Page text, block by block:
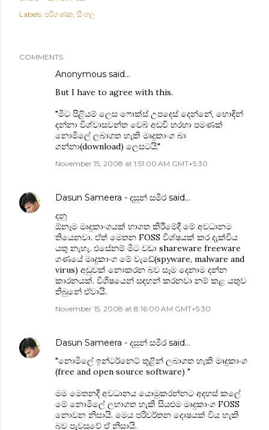
Labels: පරිගණක සිංහල
COMMENTS
Anonymous said…
But I have to agree with this.
"මීට පිළියම් ලෙස ෆොක්ස් උපදෙස් දෙන්නේ, හොඳින්
දන්නා විශ්වාසවන්ත වෙබ් අඩවි හරහා පමණක්
නොමිලේ ලබාගත හැකි මෘදුකාංග බා
ගන්නා(download) ලෙසටයි."
November 15, 2008 at 1:51:00 AM GMT+5:30
Dasun Sameera - දසුන් සමීර said…
දනූ
ඕනෑම මෘදුකාංගයක් භාගත කිරීමේදී මේ අවධානම
තියෙනවා. ඒත් මෙතන FOSS විශ්ෂයක් කර දැක්විය
යතු නැහැ. ‍එසේනම් මීට වඩා shareware freeware
ගණයේ මෘදුකාංග මේ ‍වැඩේ(spyware, malware and
virus) අඩුවක් නොකරන බව සෑම දෙනාම දන්න
කාරනයක්. විශිෂයෙන් සඳහන් කරනවා නම් කළ යතුව
තිබුනේ ඒවායි.
November 15, 2008 at 8:16:00 AM GMT+5:30
Dasun Sameera - දසුන් සමීර said…
"නොමිලේ ඉන්ටර්නෙට් තුළින් ලබාගත හැකි මෘදුකාංග
(free and open source software) "
මම මෙතනදී අවධානය යොමුකරන්නට අදහස් කලේ
‍මේ නොමිලේ ලභාගත හැකි සියළුම මෘදුකාංග FOSS
නොවන නිසායි. මෙය පරිවර්තන දොෂයක් විය හැකි
බව පැවසුවේ ඒ නිසායි.